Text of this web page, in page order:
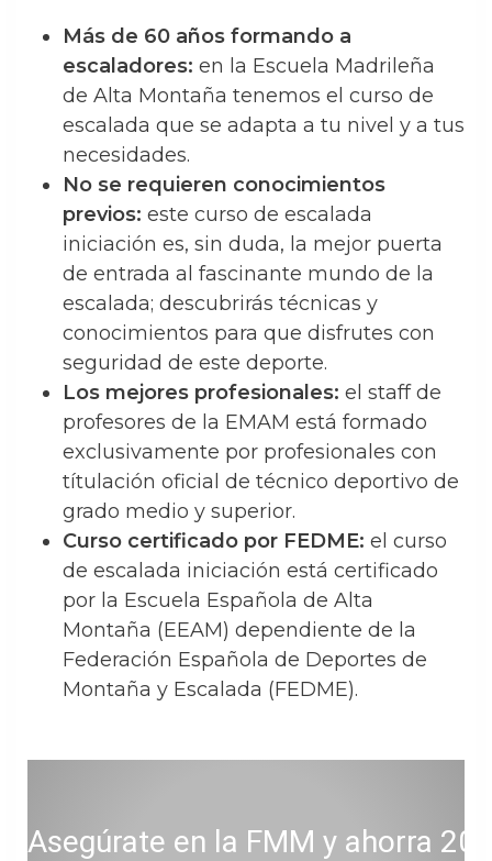
Más de 60 años formando a
escaladores: en la Escuela Madrileña
de Alta Montaña tenemos el curso de
escalada que se adapta a tu nivel y a tus
necesidades.
No se requieren conocimientos
previos: este curso de escalada
iniciación es, sin duda, la mejor puerta
de entrada al fascinante mundo de la
escalada; descubrirás técnicas y
conocimientos para que disfrutes con
seguridad de este deporte.
Los mejores profesionales: el staff de
profesores de la EMAM está formado
exclusivamente por profesionales con
títulación oficial de técnico deportivo de
grado medio y superior.
Curso certificado por FEDME: el curso
de escalada iniciación está certificado
por la Escuela Española de Alta
Montaña (EEAM) dependiente de la
Federación Española de Deportes de
Montaña y Escalada (FEDME).
Asegúrate en la FMM y ahorra